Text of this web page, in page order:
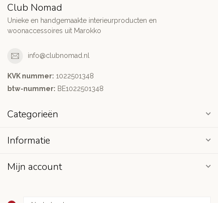
Club Nomad
Unieke en handgemaakte interieurproducten en
woonaccessoires uit Marokko
info@clubnomad.nl
KVK nummer: 1022501348
btw-nummer: BE1022501348
Categorieën
Informatie
Mijn account